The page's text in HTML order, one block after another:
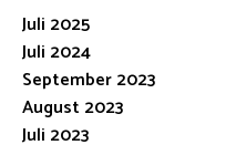
Juli 2025
Juli 2024
September 2023
August 2023
Juli 2023